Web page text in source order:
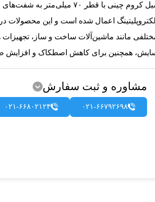
میل کروم چینی با قطر ۷۰
الکتروپلیتینگ اعمال شده است و این
مانند ماشین‌آلات ساخت و ساز، تجهیزات
همچنین برای کاهش اصطکاک و افزایش
۰۲۱-۶۶۷۹۲۶۹۸ ۰۲۱-۶۶۸۰۲۱۲۴
مشاوره و ثبت سفارش